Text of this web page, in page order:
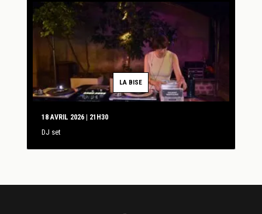
LA BISE
18 AVRIL 2026 | 21H30
DJ set